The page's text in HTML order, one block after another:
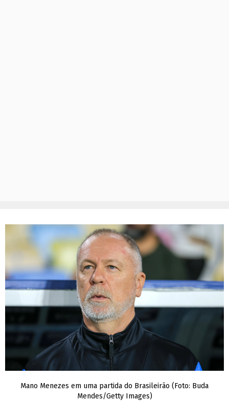
Mano Menezes em uma partida do Brasileirão (Foto: Buda
Mendes/Getty Images)